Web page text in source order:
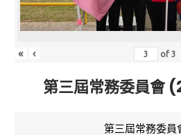
« ‹ of3
第三屆常務委員會
第三屆常務委員